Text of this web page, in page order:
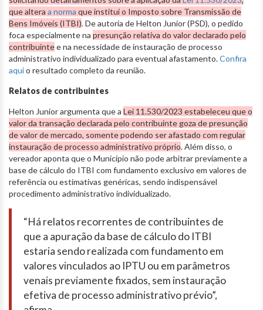
que altera a norma que institui o Imposto sobre Transmissão de
Bens Imóveis (ITBI). De autoria de Helton Junior (PSD), o pedido
foca especialmente na presunção relativa do valor declarado pelo
contribuintee na necessidade de instauração de processo
administrativo individualizado para eventual afastamento.Confira
aquio resultado completo da reunião.
Relatos de contribuintes
Helton Junior argumenta que a Lei 11.530/2023 estabeleceu que o
valor da transação declarada pelo contribuinte goza de presunção
de valor de mercado, somente podendo ser afastado com regular
instauração de processo administrativo próprio. Além disso, o
vereador aponta que o Município não pode arbitrar previamente a
base de cálculo do ITBI com fundamento exclusivo em valores de
referência ou estimativas genéricas, sendo indispensável
procedimento administrativo individualizado.
“Há relatos recorrentes de contribuintes de
que a apuração da base de cálculo do ITBI
estaria sendo realizada com fundamento em
valores vinculados ao IPTU ou em parâmetros
venais previamente fixados, sem instauração
efetiva de processo administrativo prévio”,